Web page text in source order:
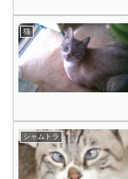
猫
シャムトラ